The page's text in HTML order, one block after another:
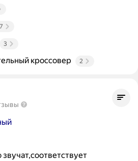
7
3
кроссовер 2